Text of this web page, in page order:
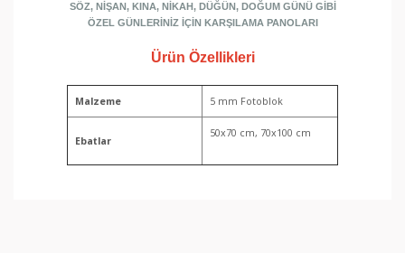
SÖZ, NİŞAN, KINA, NİKAH, DÜĞÜN, DOĞUM GÜNÜ GİBİ
ÖZEL GÜNLERİNİZ İÇİN KARŞILAMA PANOLARI
Ürün Özellikleri
Malzeme 5 mm Fotoblok
Ebatlar
50x70 cm, 70x100 cm